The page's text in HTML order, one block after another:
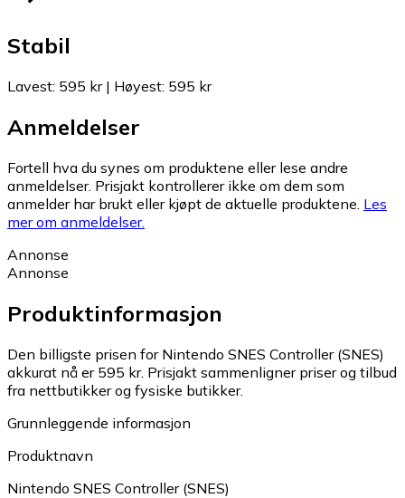
Stabil
Lavest: 595 kr| Høyest: 595 kr
Anmeldelser
Fortell hva du synes om produktene eller lese andre
anmeldelser. Prisjakt kontrollerer ikke om dem som
anmelder har brukt eller kjøpt de aktuelle produktene. Les
mer om anmeldelser.
Annonse
Annonse
Produktinformasjon
Den billigste prisen for Nintendo SNES Controller (SNES)
akkurat nå er 595 kr. Prisjakt sammenligner priser og tilbud
fra nettbutikker og fysiske butikker.
Grunnleggende informasjon
Produktnavn
Nintendo SNES Controller (SNES)